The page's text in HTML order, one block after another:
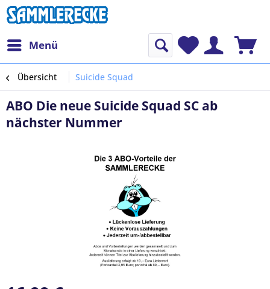
Menü
Übersicht Suicide Squad
ABO Die neue Suicide Squad SC ab
nächster Nummer